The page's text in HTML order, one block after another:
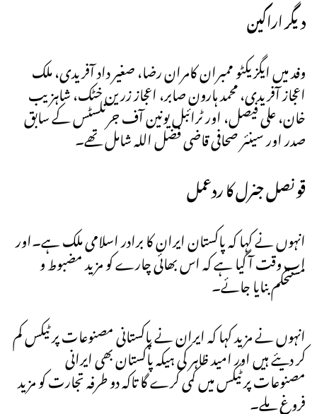
دیگر اراکین
وفد میں ایگزیکٹو ممبران کامران رضا، صغیر داد آفریدی، ملک
اعجاز آفریدی، محمد ہارون صابر، اعجاز زرین خٹک، شاہزیب
خان، علی فیصل، اور ٹرائبل یونین آف جرنلسٹس کے سابق
صدر اور سینئر صحافی قاضی فضل اللہ شامل تھے۔
قونصل جنرل کا ردعمل
انہوں نے کہا کہ پاکستان ایران کا برادر اسلامی ملک ہے۔اور
اب وقت آ گیا ہے کہ اس بھائی چارے کو مزید مضبوط و
مستحکم بنایا جائے۔
انہوں نے مزید کہا کہ ایران نے پاکستانی مصنوعات پر ٹیکس کم
کر دیئے ہیں اور امید ظاہر کی ہیکہ پاکستان بھی ایرانی
مصنوعات پر ٹیکس میں کمی کرے گا تاکہ دو طرفہ تجارت کو مزید
فروغ ملے۔